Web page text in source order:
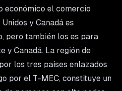
económico el comercio
y Canadá es
pero también los es para
y Canadá. La región de
los tres países enlazados
por el T-MEC, constituye un